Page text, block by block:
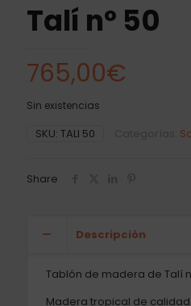
Talí nº 50
765,00€
Sin existencias
SKU: TALI 50
Share
Descripción
Tablón de madera de Talí
Madera tropical de